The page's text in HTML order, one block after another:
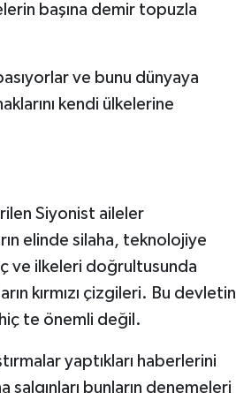
başına demir topuzla
ve bunu dünyaya
kendi ülkelerine
Siyonist aileler
elinde silaha, teknolojiye
ve ilkeleri doğrultusunda
kırmızı çizgileri. Bu devletin
te önemli değil.
yaptıkları haberlerini
bunların denemeleri